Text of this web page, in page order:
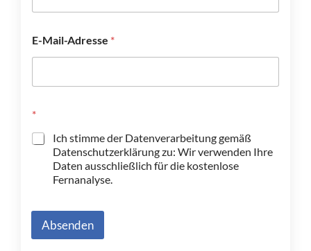
i
-
A
d
e
s
E-Mail-Adresse *
*
Ich stimme der Datenverarbeitung gemäß
Datenschutzerklärung zu: Wir verwenden Ihre
Daten ausschließlich für die kostenlose
Fernanalyse.
Absenden